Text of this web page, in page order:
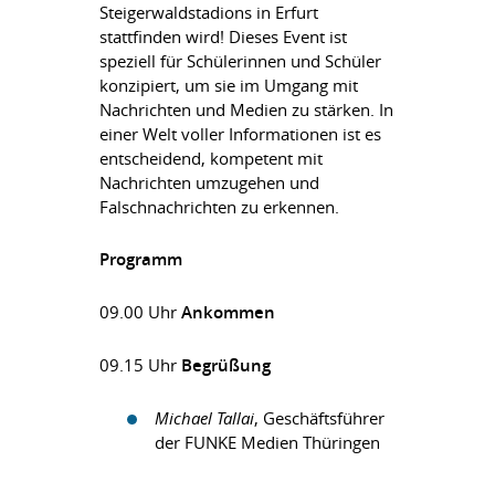
Steigerwaldstadions in Erfurt
stattfinden wird! Dieses Event ist
speziell für Schülerinnen und Schüler
konzipiert, um sie im Umgang mit
Nachrichten und Medien zu stärken. In
einer Welt voller Informationen ist es
entscheidend, kompetent mit
Nachrichten umzugehen und
Falschnachrichten zu erkennen.
Programm
09.00 Uhr Ankommen
09.15 Uhr Begrüßung
Michael Tallai, Geschäftsführer
der FUNKE Medien Thüringen